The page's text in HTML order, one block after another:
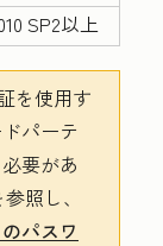
SP2以上
を使用す
パーテ
要があ
照し、
パスワ